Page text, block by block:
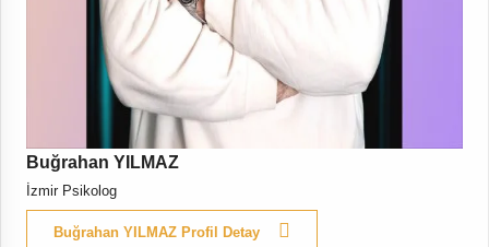
Buğrahan YILMAZ
İzmir Psikolog
Buğrahan YILMAZ Profil Detay